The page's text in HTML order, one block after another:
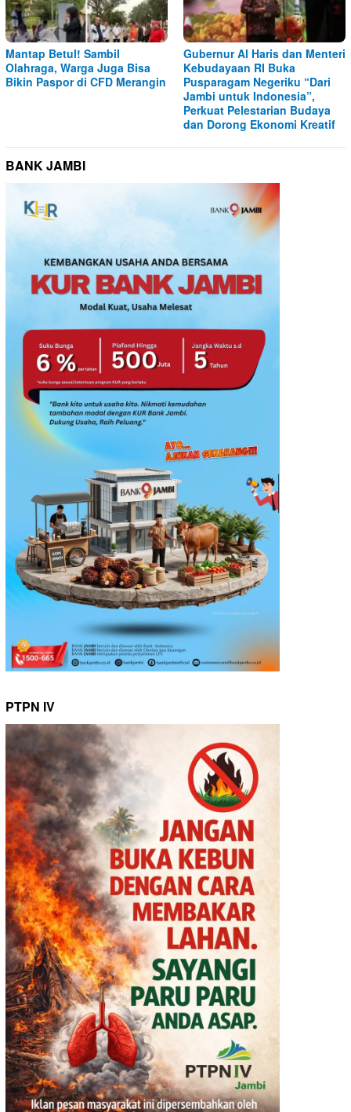
Mantap Betul! Sambil
Olahraga, Warga Juga Bisa
Bikin Paspor di CFD Merangin
Gubernur Al Haris dan Menteri
Kebudayaan RI Buka
Pusparagam Negeriku “Dari
Jambi untuk Indonesia”,
Perkuat Pelestarian Budaya
dan Dorong Ekonomi Kreatif
BANK JAMBI
PTPN IV